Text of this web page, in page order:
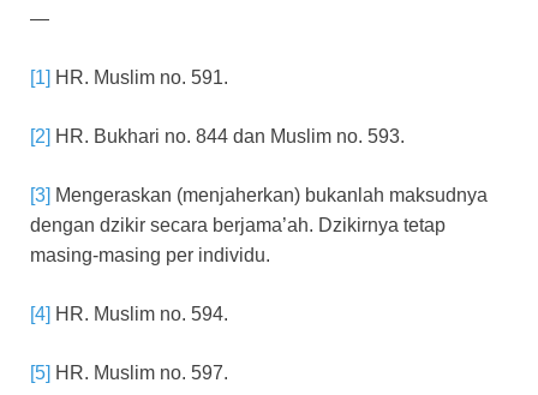
—
[1] HR. Muslim no. 591.
[2] HR. Bukhari no. 844 dan Muslim no. 593.
[3] Mengeraskan (menjaherkan) bukanlah maksudnya
dengan dzikir secara berjama’ah. Dzikirnya tetap
masing-masing per individu.
[4] HR. Muslim no. 594.
[5] HR. Muslim no. 597.